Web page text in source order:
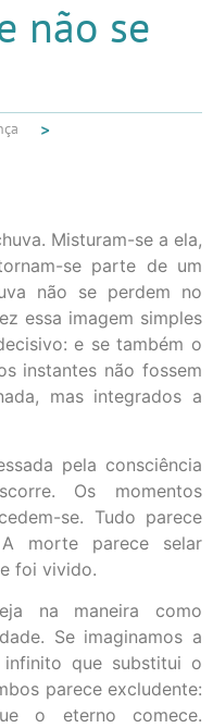
não se
Misturam-se a ela,
se parte de um
não se perdem no
essa imagem simples
e se também o
instantes não fossem
mas integrados a
pela consciência
Os momentos
se. Tudo parece
morte parece selar
foi vivido.
na maneira como
Se imaginamos a
infinito que substitui o
parece excludente:
o eterno comece.